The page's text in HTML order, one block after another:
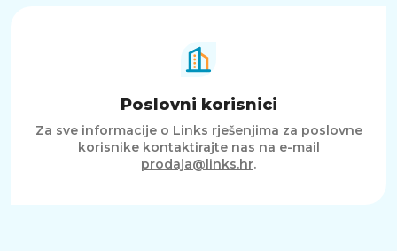
Poslovni korisnici
Za sve informacije o Links rješenjima za poslovne
korisnike kontaktirajte nas na e-mail
prodaja@links.hr.